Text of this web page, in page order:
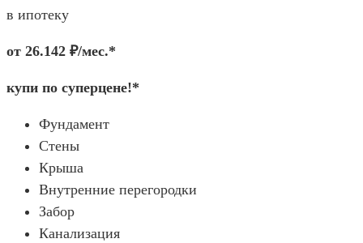
в ипотеку
от 26.142 ₽/мес.*
купи по суперцене!*
Фундамент
Стены
Крыша
Внутренние перегородки
Забор
Канализация